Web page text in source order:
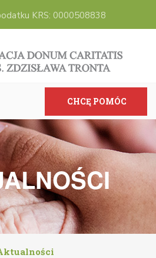
KRS: 0000508838
CHCĘ POMÓC